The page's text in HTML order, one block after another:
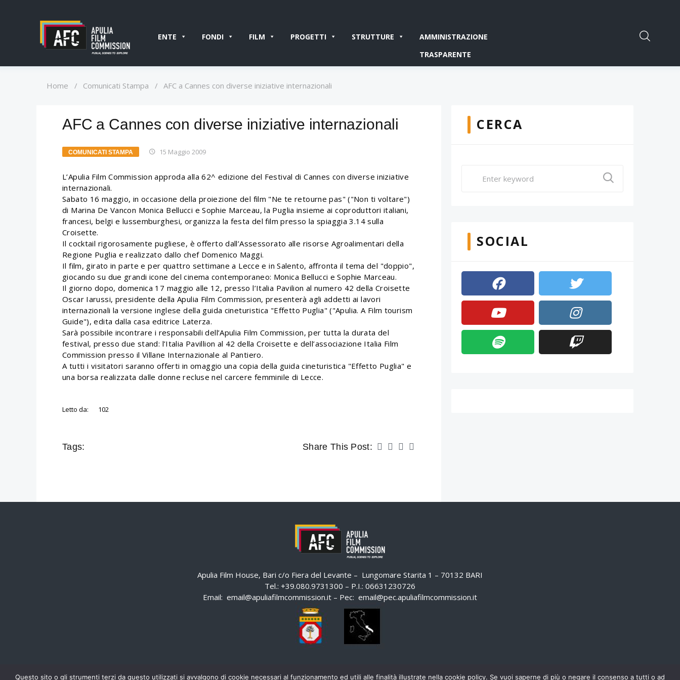
ENTE FONDI FILM PROGETTI STRUTTURE
AMMINISTRAZIONE
TRASPARENTE
Home / Comunicati Stampa / AFC a Cannes con diverse iniziative internazionali
AFC a Cannes con diverse iniziative internazionali
COMUNICATI STAMPA 15 Maggio 2009
L’Apulia Film Commission approda alla 62^ edizione del Festival di Cannes con diverse iniziative
internazionali.
Sabato 16 maggio, in occasione della proiezione del film "Ne te retourne pas" ("Non ti voltare")
di Marina De Vancon Monica Bellucci e Sophie Marceau, la Puglia insieme ai coproduttori italiani,
francesi, belgi e lussemburghesi, organizza la festa del film presso la spiaggia 3.14 sulla
Croisette.
Il cocktail rigorosamente pugliese, è offerto dall’Assessorato alle risorse Agroalimentari della
Regione Puglia e realizzato dallo chef Domenico Maggi.
Il film, girato in parte e per quattro settimane a Lecce e in Salento, affronta il tema del "doppio",
giocando su due grandi icone del cinema contemporaneo: Monica Bellucci e Sophie Marceau.
Il giorno dopo, domenica 17 maggio alle 12, presso l’Italia Pavilion al numero 42 della Croisette
Oscar Iarussi, presidente della Apulia Film Commission, presenterà agli addetti ai lavori
internazionali la versione inglese della guida cineturistica "Effetto Puglia" ("Apulia. A Film tourism
Guide"), edita dalla casa editrice Laterza.
Sarà possibile incontrare i responsabili dell’Apulia Film Commission, per tutta la durata del
festival, presso due stand: l’Italia Pavillion al 42 della Croisette e dell’associazione Italia Film
Commission presso il Villane Internazionale al Pantiero.
A tutti i visitatori saranno offerti in omaggio una copia della guida cineturistica "Effetto Puglia" e
una borsa realizzata dalle donne recluse nel carcere femminile di Lecce.
Letto da: 102
Tags: Share This Post:
CERCA
SOCIAL
Apulia Film House, Bari c/o Fiera del Levante – Lungomare Starita 1 – 70132 BARI
Tel.: +39.080.9731300 – P.I.: 06631230726
Email: email@apuliafilmcommission.it – Pec: email@pec.apuliafilmcommission.it
Questo sito o gli strumenti terzi da questo utilizzati si avvalgono di cookie necessari al funzionamento ed utili alle finalità illustrate nella cookie policy. Se vuoi saperne di più o negare il consenso a tutti o ad